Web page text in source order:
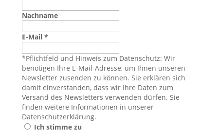
Nachname
E-Mail *
*Pflichtfeld und Hinweis zum Datenschutz: Wir
benötigen Ihre E-Mail-Adresse, um Ihnen unseren
Newsletter zusenden zu können. Sie erklären sich
damit einverstanden, dass wir Ihre Daten zum
Versand des Newsletters verwenden dürfen. Sie
finden weitere Informationen in unserer
Datenschutzerklärung.
Ich stimme zu